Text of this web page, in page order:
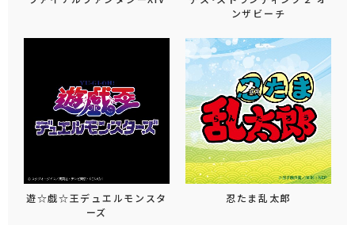
ンザビーチ
遊☆戯☆王デュエルモンスタ
ーズ
忍たま乱太郎